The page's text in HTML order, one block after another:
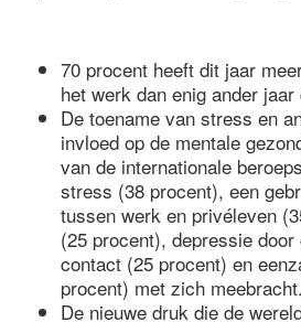
70 procent heeft dit jaar
het werk dan enig ander jaar
De toename van stress en
invloed op de mentale
van de internationale
stress (38 procent), een
tussen werk en privéleven
(25 procent), depressie
contact (25 procent) en
procent) met zich meebracht.
De nieuwe druk die de